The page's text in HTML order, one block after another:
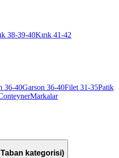
38-39-40Kırık 41-42
36-40Garson 36-40Filet 31-35Patik
Markalar
kategorisi)